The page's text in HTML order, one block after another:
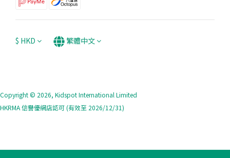
$ HKD 繁體中文
Copyright © 2026, Kidspot International Limited
HKRMA 信譽優網店認可 (有效至 2026/12/31)